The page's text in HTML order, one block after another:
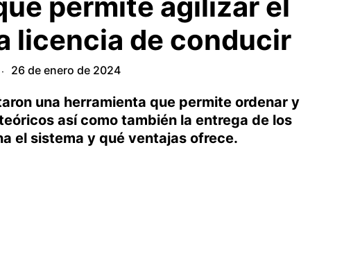
licencia de conducir
· 26 de enero de 2024
una herramienta que permite ordenar y
así como también la entrega de los
el sistema y qué ventajas ofrece.